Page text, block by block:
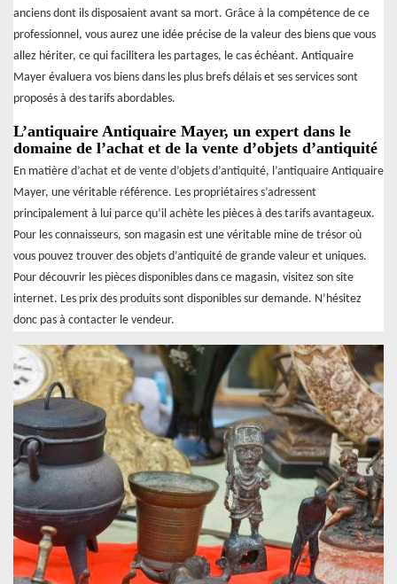
anciens dont ils disposaient avant sa mort. Grâce à la compétence de ce
professionnel, vous aurez une idée précise de la valeur des biens que vous
allez hériter, ce qui facilitera les partages, le cas échéant. Antiquaire
Mayer évaluera vos biens dans les plus brefs délais et ses services sont
proposés à des tarifs abordables.
L’antiquaire Antiquaire Mayer, un expert dans le
domaine de l’achat et de la vente d’objets d’antiquité
En matière d’achat et de vente d’objets d’antiquité, l’antiquaire Antiquaire
Mayer, une véritable référence. Les propriétaires s’adressent
principalement à lui parce qu’il achète les pièces à des tarifs avantageux.
Pour les connaisseurs, son magasin est une véritable mine de trésor où
vous pouvez trouver des objets d’antiquité de grande valeur et uniques.
Pour découvrir les pièces disponibles dans ce magasin, visitez son site
internet. Les prix des produits sont disponibles sur demande. N’hésitez
donc pas à contacter le vendeur.